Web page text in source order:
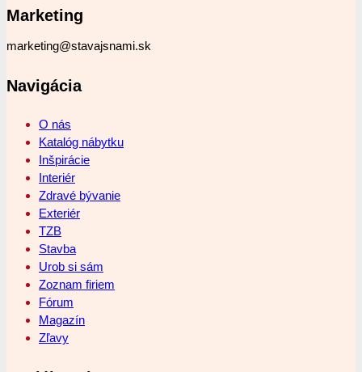
Marketing
marketing@stavajsnami.sk
Navigácia
O nás
Katalóg nábytku
Inšpirácie
Interiér
Zdravé bývanie
Exteriér
TZB
Stavba
Urob si sám
Zoznam firiem
Fórum
Magazín
Zľavy